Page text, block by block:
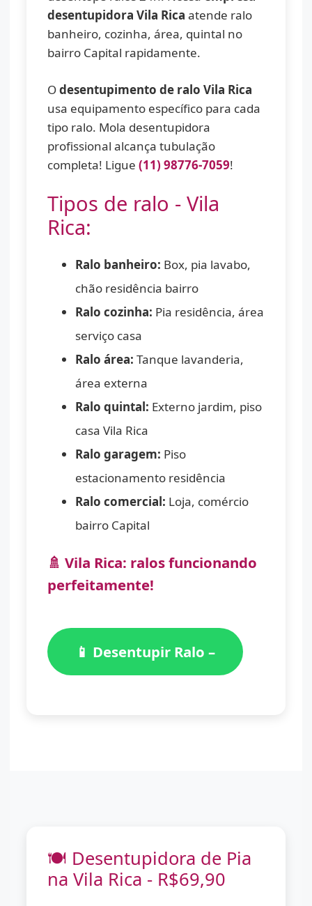
desentupidora Vila Rica atende ralo
banheiro, cozinha, área, quintal no
bairro Capital rapidamente.
Odesentupimento de ralo Vila Rica
usa equipamento específico para cada
tipo ralo. Mola desentupidora
profissional alcança tubulação
completa! Ligue(11) 98776-7059!
Tipos de ralo - Vila
Rica:
Ralo banheiro: Box, pia lavabo,
chão residência bairro
Ralo cozinha: Pia residência, área
serviço casa
Ralo área: Tanque lavanderia,
área externa
Ralo quintal: Externo jardim, piso
casa Vila Rica
Ralo garagem: Piso
estacionamento residência
Ralo comercial: Loja, comércio
bairro Capital
🚿 Vila Rica: ralos funcionando
perfeitamente!
📱 Desentupir Ralo –
🍽️ Desentupidora de Pia
na Vila Rica - R$69,90